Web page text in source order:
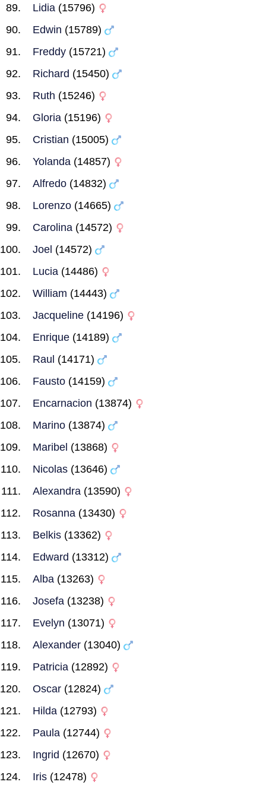
Lidia (15796)
Edwin (15789)
Freddy (15721)
Richard (15450)
Ruth (15246)
Gloria (15196)
Cristian (15005)
Yolanda (14857)
Alfredo (14832)
Lorenzo (14665)
Carolina (14572)
Joel (14572)
Lucia (14486)
William (14443)
Jacqueline (14196)
Enrique (14189)
Raul (14171)
Fausto (14159)
Encarnacion (13874)
Marino (13874)
Maribel (13868)
Nicolas (13646)
Alexandra (13590)
Rosanna (13430)
Belkis (13362)
Edward (13312)
Alba (13263)
Josefa (13238)
Evelyn (13071)
Alexander (13040)
Patricia (12892)
Oscar (12824)
Hilda (12793)
Paula (12744)
Ingrid (12670)
Iris (12478)